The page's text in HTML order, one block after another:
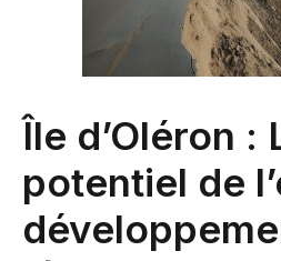
Île d’Oléron :
potentiel de